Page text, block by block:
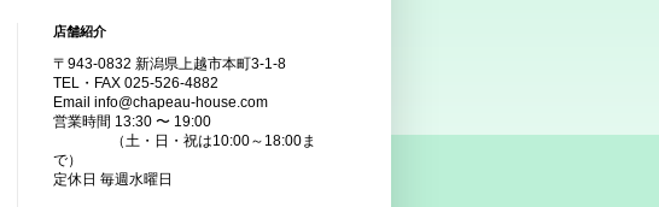
店舗紹介
〒943-0832 新潟県上越市本町3-1-8
TEL・FAX 025-526-4882
Email info@chapeau-house.com
営業時間 13:30 〜 19:00
（土・日・祝は10:00～18:00ま
で）
定休日 毎週水曜日